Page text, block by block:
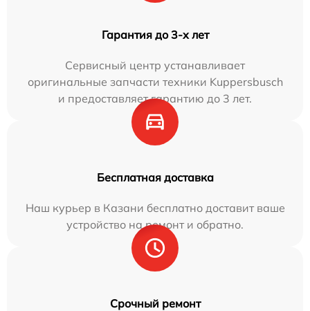
Гарантия до 3-х лет
Сервисный центр устанавливает
оригинальные запчасти техники Kuppersbusch
и предоставляет гарантию до 3 лет.
Бесплатная доставка
Наш курьер в Казани бесплатно доставит ваше
устройство на ремонт и обратно.
Срочный ремонт